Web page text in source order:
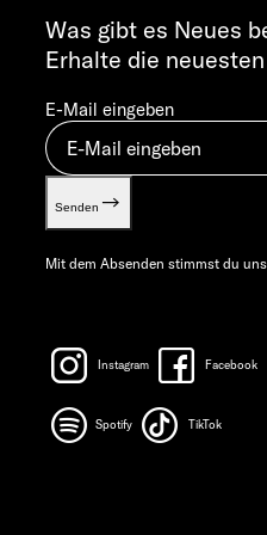
info@sunlight.de
Was gibt es Neues
Erhalte die
E-Mail eingeben
Senden
Mit dem Absenden stimmst du
Instagram Facebook
Spotify TikTok